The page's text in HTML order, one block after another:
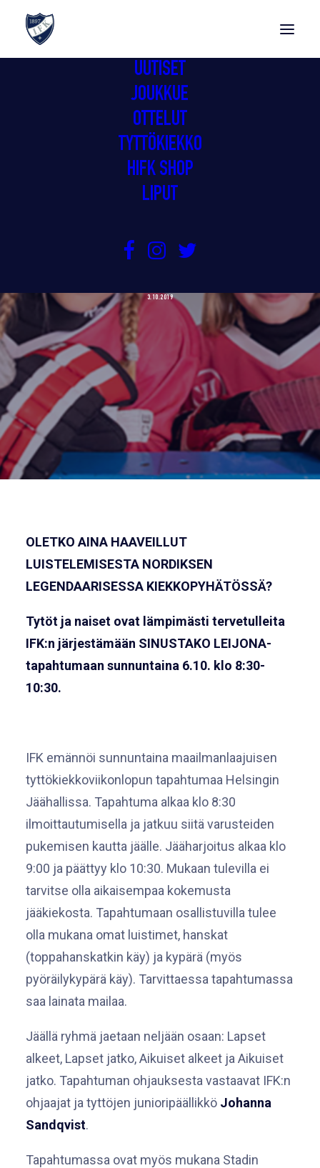
UUTISET
JOUKKUE
OTTELUT
TYTTÖKIEKKO
HIFK SHOP
LIPUT
SINUSTAKO LEIJONA-
3.10.2019
OLETKO AINA HAAVEILLUT
LUISTELEMISESTA NORDIKSEN
LEGENDAARISESSA KIEKKOPYHÄTÖSSÄ?
Tytöt ja naiset ovat lämpimästi tervetulleita
IFK:n järjestämään SINUSTAKO LEIJONA-
tapahtumaan sunnuntaina 6.10. klo 8:30-
10:30.
IFK emännöi sunnuntaina maailmanlaajuisen
tyttökiekkoviikonlopun tapahtumaa Helsingin
Jäähallissa. Tapahtuma alkaa klo 8:30
ilmoittautumisella ja jatkuu siitä varusteiden
pukemisen kautta jäälle. Jääharjoitus alkaa klo
9:00 ja päättyy klo 10:30. Mukaan tulevilla ei
tarvitse olla aikaisempaa kokemusta
jääkiekosta. Tapahtumaan osallistuvilla tulee
olla mukana omat luistimet, hanskat
(toppahanskatkin käy) ja kypärä (myös
pyöräilykypärä käy). Tarvittaessa tapahtumassa
saa lainata mailaa.
Jäällä ryhmä jaetaan neljään osaan: Lapset
alkeet, Lapset jatko, Aikuiset alkeet ja Aikuiset
jatko. Tapahtuman ohjauksesta vastaavat IFK:n
ohjaajat ja tyttöjen junioripäällikkö Johanna
Sandqvist.
Tapahtumassa ovat myös mukana Stadin